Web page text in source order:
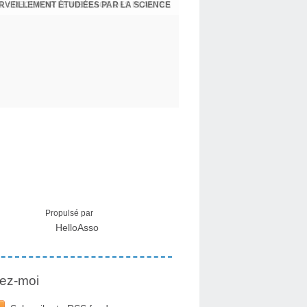
ÉTUDIÉES PAR LA SCIENCE
: RECEVOIR LE MESSAGE DES PLANTES
Propulsé par
HelloAsso
moi